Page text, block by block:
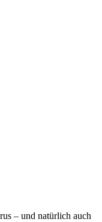
– und natürlich auch